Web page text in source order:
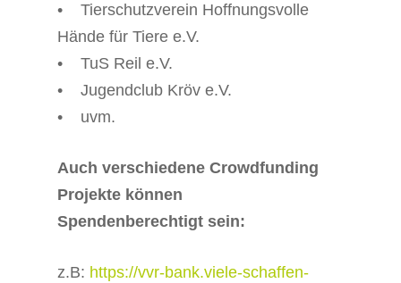
• Tierschutzverein Hoffnungsvolle
Hände für Tiere e.V.
• TuS Reil e.V.
• Jugendclub Kröv e.V.
• uvm.
Auch verschiedene Crowdfunding
Projekte können
Spendenberechtigt sein:
z.B: https://vvr-bank.viele-schaffen-